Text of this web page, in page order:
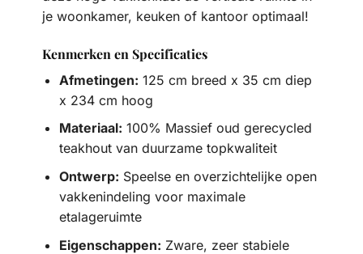
je woonkamer, keuken of kantoor optimaal!
Kenmerken en Specificaties
Afmetingen: 125 cm breed x 35 cm diep
x 234 cm hoog
Materiaal: 100% Massief oud gerecycled
teakhout van duurzame topkwaliteit
Ontwerp: Speelse en overzichtelijke open
vakkenindeling voor maximale
etalageruimte
Eigenschappen: Zware, zeer stabiele